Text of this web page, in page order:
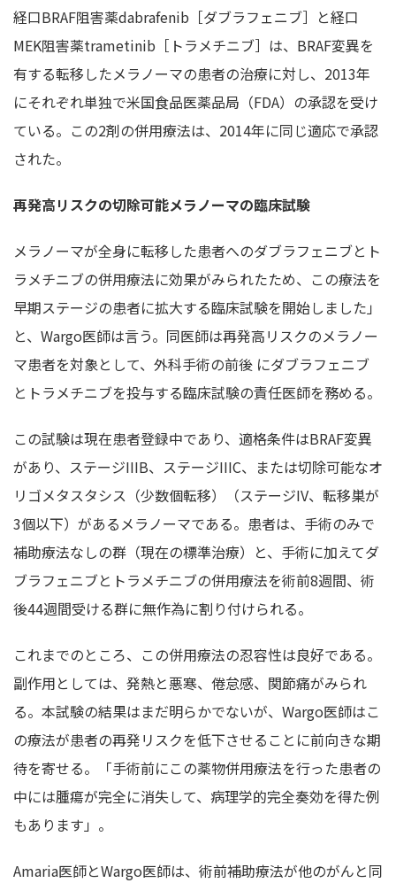
経口BRAF阻害薬dabrafenib［ダブラフェニブ］と経口
MEK阻害薬trametinib［トラメチニブ］は、BRAF変異を
有する転移したメラノーマの患者の治療に対し、2013年
にそれぞれ単独で米国食品医薬品局（FDA）の承認を受け
ている。この2剤の併用療法は、2014年に同じ適応で承認
された。
再発高リスクの切除可能メラノーマの臨床試験
メラノーマが全身に転移した患者へのダブラフェニブとト
ラメチニブの併用療法に効果がみられたため、この療法を
早期ステージの患者に拡大する臨床試験を開始しました」
と、Wargo医師は言う。同医師は再発高リスクのメラノー
マ患者を対象として、外科手術の前後 にダブラフェニブ
とトラメチニブを投与する臨床試験の責任医師を務める。
この試験は現在患者登録中であり、適格条件はBRAF変異
があり、ステージIIIB、ステージIIIC、または切除可能なオ
リゴメタスタシス（少数個転移）（ステージIV、転移巣が
3個以下）があるメラノーマである。患者は、手術のみで
補助療法なしの群（現在の標準治療）と、手術に加えてダ
ブラフェニブとトラメチニブの併用療法を術前8週間、術
後44週間受ける群に無作為に割り付けられる。
これまでのところ、この併用療法の忍容性は良好である。
副作用としては、発熱と悪寒、倦怠感、関節痛がみられ
る。本試験の結果はまだ明らかでないが、Wargo医師はこ
の療法が患者の再発リスクを低下させることに前向きな期
待を寄せる。「手術前にこの薬物併用療法を行った患者の
中には腫瘍が完全に消失して、病理学的完全奏効を得た例
もあります」。
Amaria医師とWargo医師は、術前補助療法が他のがんと同